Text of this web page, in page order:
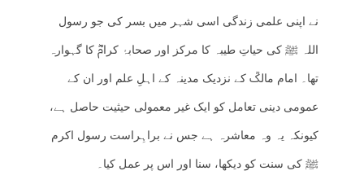
نے اپنی علمی زندگی اسی شہر میں بسر کی جو رسول
اللہ ﷺ کی حیاتِ طیبہ کا مرکز اور صحابۂ کرامؓ کا گہوارہ
تھا۔ امام مالکؒ کے نزدیک مدینہ کے اہلِ علم اور ان کے
عمومی دینی تعامل کو ایک غیر معمولی حیثیت حاصل ہے،
کیونکہ یہ وہ معاشرہ ہے جس نے براہِراست رسول اکرم
ﷺ کی سنت کو دیکھا، سنا اور اس پر عمل کیا۔